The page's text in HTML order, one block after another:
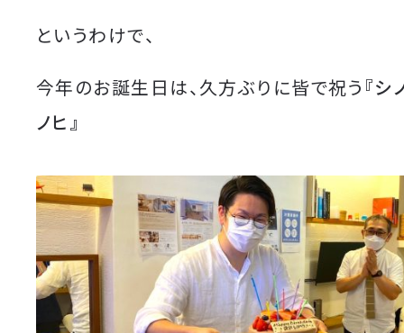
というわけで、
今年のお誕生日は、久方ぶりに皆で祝う 『
ノヒ』